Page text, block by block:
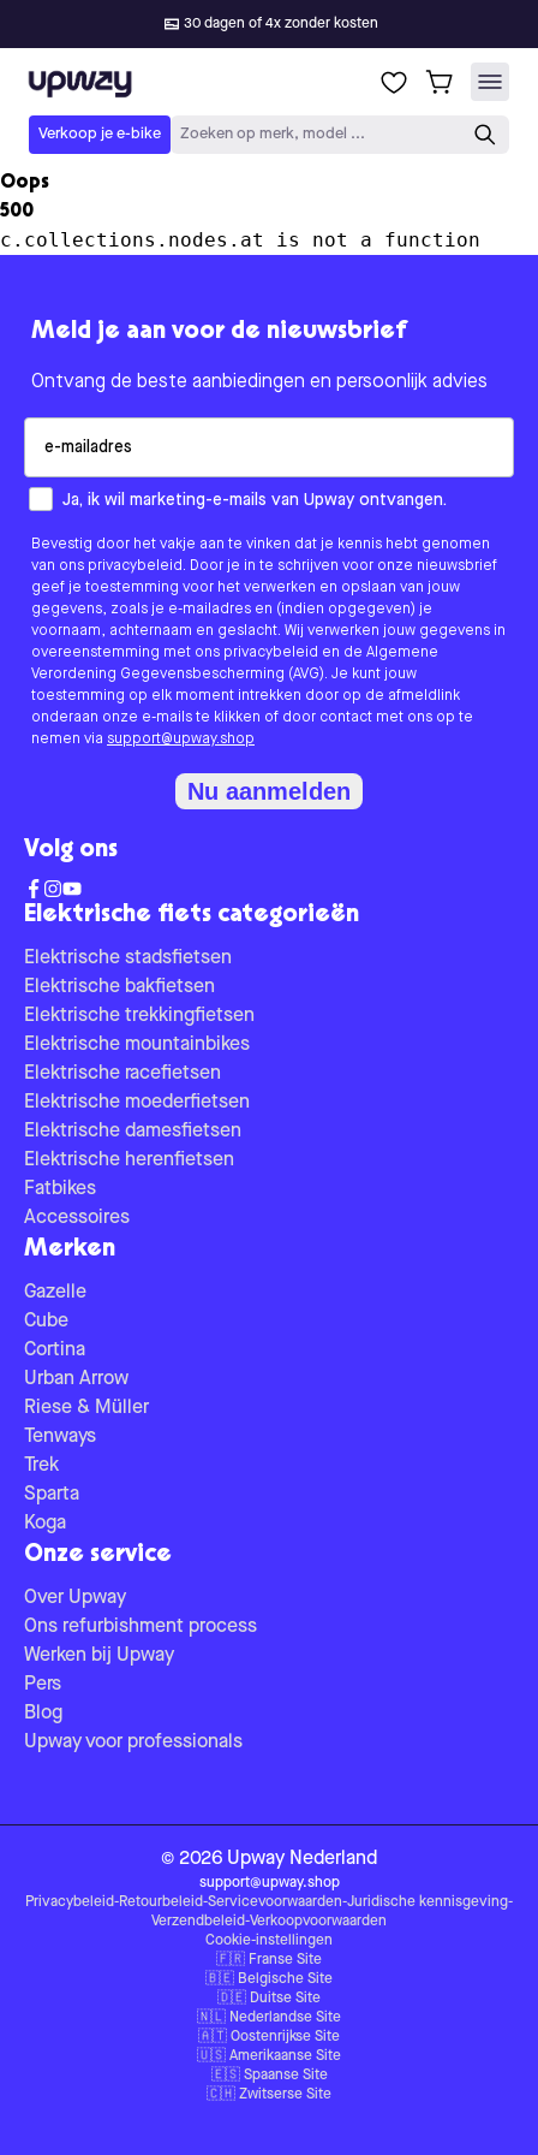
30 dagen of 4x zonder kosten
Upway
Verkoop je e-bike Zoeken op merk, model ...
Oops
500
c.collections.nodes.at is not a function
Elektrische fiets categorieën
Elektrische stadsfietsen
Elektrische bakfietsen
Elektrische trekkingfietsen
Elektrische mountainbikes
Elektrische racefietsen
Elektrische moederfietsen
Elektrische damesfietsen
Elektrische herenfietsen
Fatbikes
Accessoires
Merken
Gazelle
Cube
Cortina
Urban Arrow
Riese & Müller
Tenways
Trek
Sparta
Koga
Onze service
Over Upway
Ons refurbishment process
Werken bij Upway
Pers
Blog
Upway voor professionals
Meld je aan voor de nieuwsbrief
Ontvang de beste aanbiedingen en persoonlijk advies
How would you like to hear from us?
Ja, ik wil marketing-e-mails van Upway ontvangen.
Bevestig door het vakje aan te vinken dat je kennis hebt genomen
van ons privacybeleid. Door je in te schrijven voor onze nieuwsbrief
geef je toestemming voor het verwerken en opslaan van jouw
gegevens, zoals je e-mailadres en (indien opgegeven) je
voornaam, achternaam en geslacht. Wij verwerken jouw gegevens in
overeenstemming met ons privacybeleid en de Algemene
Verordening Gegevensbescherming (AVG). Je kunt jouw
toestemming op elk moment intrekken door op de afmeldlink
onderaan onze e-mails te klikken of door contact met ons op te
nemen via support@upway.shop
Nu aanmelden
Volg ons
© 2026 Upway Nederland
support@upway.shop
Privacybeleid-Retourbeleid-Servicevoorwaarden-Juridische kennisgeving-
Verzendbeleid-Verkoopvoorwaarden
Cookie-instellingen
🇫🇷 Franse Site
🇧🇪 Belgische Site
🇩🇪 Duitse Site
🇳🇱 Nederlandse Site
🇦🇹 Oostenrijkse Site
🇺🇸 Amerikaanse Site
🇪🇸 Spaanse Site
🇨🇭 Zwitserse Site